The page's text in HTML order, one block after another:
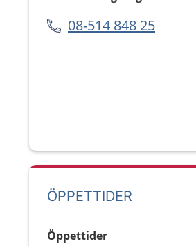
08-514 848 25
ÖPPETTIDER
Öppettider